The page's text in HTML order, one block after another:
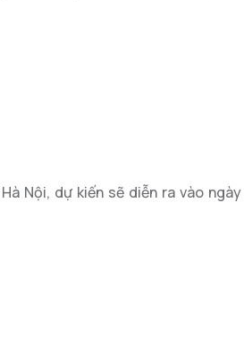
Nội, dự kiến sẽ diễn ra vào